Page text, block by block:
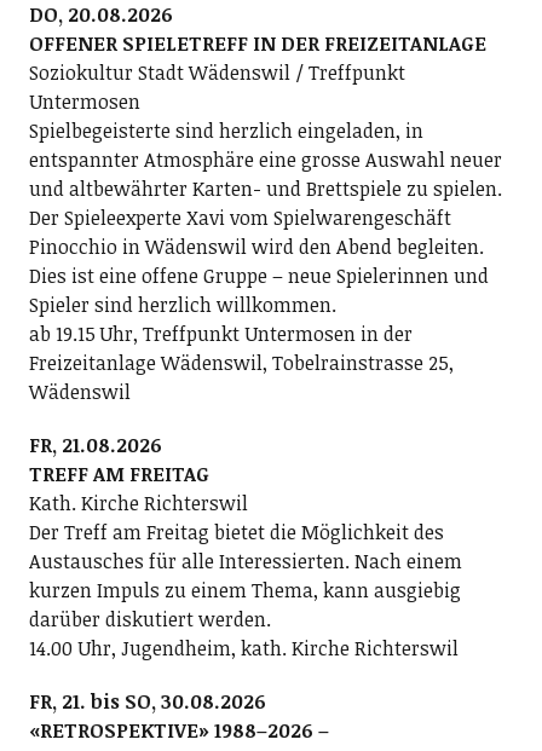
DO, 20.08.2026
OFFENER SPIELETREFF IN DER FREIZEITANLAGE
Soziokultur Stadt Wädenswil / Treffpunkt
Untermosen
Spielbegeisterte sind herzlich eingeladen, in
entspannter Atmosphäre eine grosse Auswahl neuer
und altbewährter Karten- und Brettspiele zu spielen.
Der Spieleexperte Xavi vom Spielwarengeschäft
Pinocchio in Wädenswil wird den Abend begleiten.
Dies ist eine offene Gruppe – neue Spielerinnen und
Spieler sind herzlich willkommen.
ab 19.15 Uhr, Treffpunkt Untermosen in der
Freizeitanlage Wädenswil, Tobelrainstrasse 25,
Wädenswil
FR, 21.08.2026
TREFF AM FREITAG
Kath. Kirche Richterswil
Der Treff am Freitag bietet die Möglichkeit des
Austausches für alle Interessierten. Nach einem
kurzen Impuls zu einem Thema, kann ausgiebig
darüber diskutiert werden.
14.00 Uhr, Jugendheim, kath. Kirche Richterswil
FR, 21. bis SO, 30.08.2026
«RETROSPEKTIVE» 1988–2026 –